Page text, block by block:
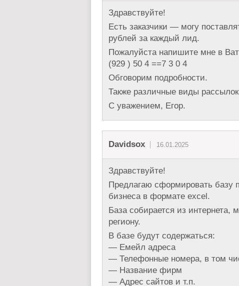
Здравствуйте!
Есть заказчики — могу
рублей за каждый лид.
Пожалуйста напишите мне в
(929 ) 50 4 ==7 3 0 4
Обговорим подробности.
Также различные виды
С уважением, Егор.
Davidsox 16.01.2025
Здравствуйте!
Предлагаю сформировать базу
бизнеса в формате excel.
База собирается из
региону.
В базе будут содержаться:
— Емейл адреса
— Телефонные номера, в том
— Название фирм
— Адрес сайтов и т.п.